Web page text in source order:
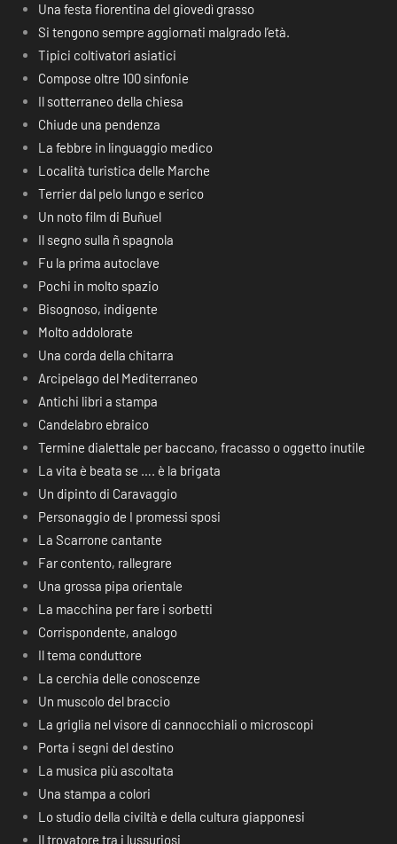
Una festa fiorentina del giovedì grasso
Si tengono sempre aggiornati malgrado l’età.
Tipici coltivatori asiatici
Compose oltre 100 sinfonie
Il sotterraneo della chiesa
Chiude una pendenza
La febbre in linguaggio medico
Località turistica delle Marche
Terrier dal pelo lungo e serico
Un noto film di Buñuel
Il segno sulla ñ spagnola
Fu la prima autoclave
Pochi in molto spazio
Bisognoso, indigente
Molto addolorate
Una corda della chitarra
Arcipelago del Mediterraneo
Antichi libri a stampa
Candelabro ebraico
Termine dialettale per baccano, fracasso o oggetto inutile
La vita è beata se …. è la brigata
Un dipinto di Caravaggio
Personaggio de I promessi sposi
La Scarrone cantante
Far contento, rallegrare
Una grossa pipa orientale
La macchina per fare i sorbetti
Corrispondente, analogo
Il tema conduttore
La cerchia delle conoscenze
Un muscolo del braccio
La griglia nel visore di cannocchiali o microscopi
Porta i segni del destino
La musica più ascoltata
Una stampa a colori
Lo studio della civiltà e della cultura giapponesi
Il trovatore tra i lussuriosi